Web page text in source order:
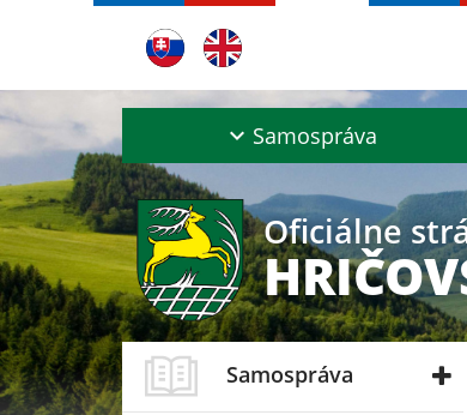
Samospráva
Oficiálne
Samospráva